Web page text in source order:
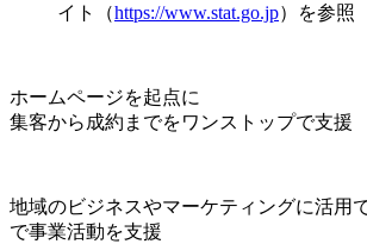
イト（https://www.stat.go.jp）を参照
ホームページを起点に
集客から成約までをワンストップで支援
地域のビジネスやマーケティングに活用
で事業活動を支援